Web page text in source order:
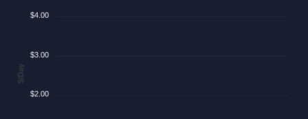
$4.00
$3.00
$2.00
$/Day